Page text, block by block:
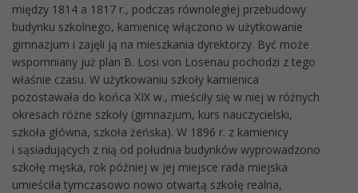
między 1814 a 1817 r., podczas równoległej przebudowy
budynku szkolnego, kamienicę włączono w użytkowanie
gimnazjum i zajęli ją na mieszkania dyrektorzy. Być może
wspomniany już plan B. Losi von Losenau pochodzi z tego
właśnie czasu. W użytkowaniu szkoły kamienica
pozostawała do końca XIX w., mieściły się w niej w różnych
okresach różne szkoły (gimnazjum, kurs nauczycielski,
szkoła główna, szkoła żeńska). W 1896 r. z kamienicy
i sąsiadujących z nią od południa budynków wyprowadzono
szkołę męska, rok później w jej miejsce rada miejska
umieściła tymczasowo nowo otwartą szkołę realna,